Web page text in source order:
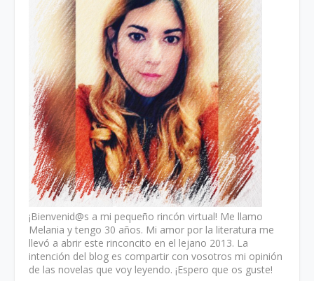
¡Bienvenid@s a mi pequeño rincón virtual! Me llamo
Melania y tengo 30 años. Mi amor por la literatura me
llevó a abrir este rinconcito en el lejano 2013. La
intención del blog es compartir con vosotros mi opinión
de las novelas que voy leyendo. ¡Espero que os guste!